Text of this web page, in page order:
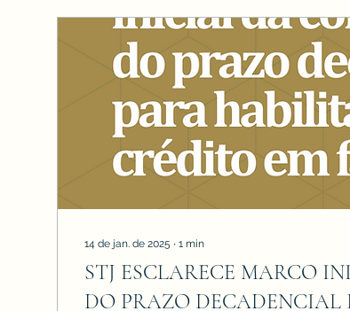
14 de jan. de 2025 ∙ 1 min
STJ ESCLARECE MARCO
DO PRAZO